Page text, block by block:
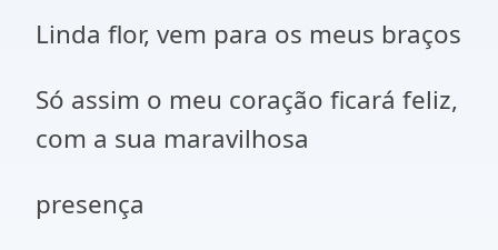
Linda flor, vem para os meus braços
Só assim o meu coração ficará feliz,
com a sua maravilhosa
presença